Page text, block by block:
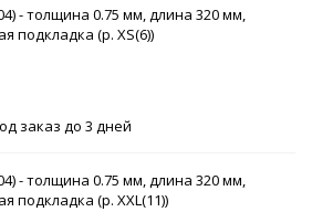
- толщина 0.75 мм, длина 320 мм,
подкладка (р. XS(6))
заказ до 3 дней
- толщина 0.75 мм, длина 320 мм,
подкладка (р. XXL(11))